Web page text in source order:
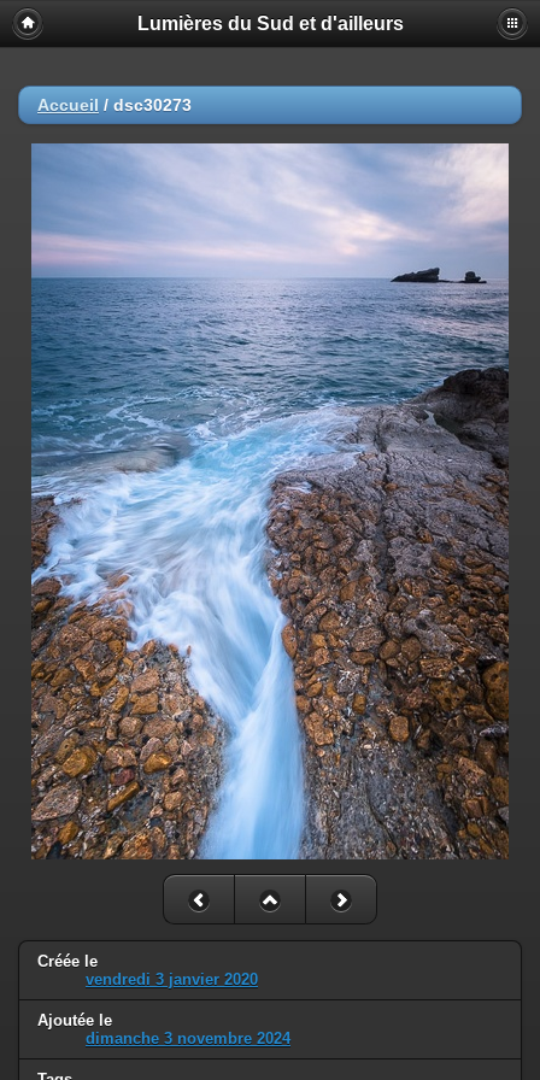
Lumières du Sud et d'ailleurs
Accueil / dsc30273
Créée le
vendredi 3 janvier 2020
Ajoutée le
dimanche 3 novembre 2024